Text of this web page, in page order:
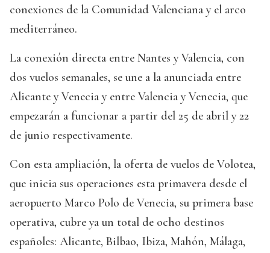
conexiones de la Comunidad Valenciana y el arco
mediterráneo.
La conexión directa entre Nantes y Valencia, con
dos vuelos semanales, se une a la anunciada entre
Alicante y Venecia y entre Valencia y Venecia, que
empezarán a funcionar a partir del 25 de abril y 22
de junio respectivamente.
Con esta ampliación, la oferta de vuelos de Volotea,
que inicia sus operaciones esta primavera desde el
aeropuerto Marco Polo de Venecia, su primera base
operativa, cubre ya un total de ocho destinos
españoles: Alicante, Bilbao, Ibiza, Mahón, Málaga,